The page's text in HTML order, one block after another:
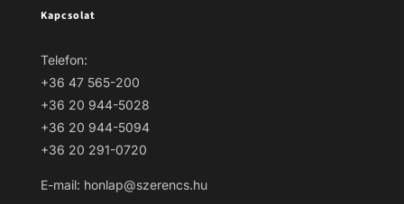
Kapcsolat
Telefon:
+36 47 565-200
+36 20 944-5028
+36 20 944-5094
+36 20 291-0720
E-mail: honlap@szerencs.hu